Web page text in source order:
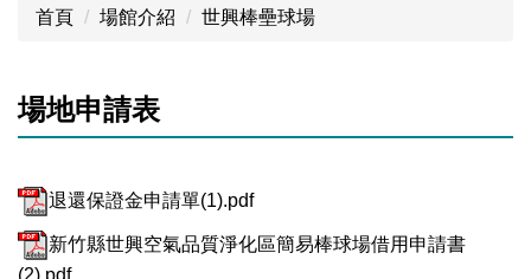
首頁 場館介紹 世興棒壘球場
場地申請表
退還保證金申請單(1).pdf
新竹縣世興空氣品質淨化區簡易棒球場借用申請書
(2).pdf